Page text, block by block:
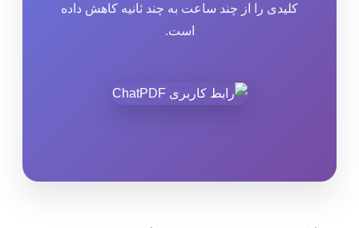
کلیدی را از چند ساعت به چند ثانیه کاهش داده
است.